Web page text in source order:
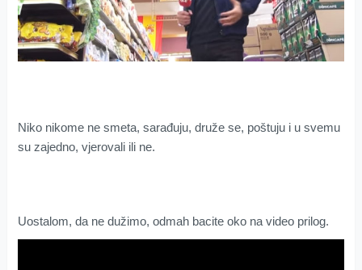
Niko nikome ne smeta, sarađuju, druže se, poštuju i u svemu
su zajedno, vjerovali ili ne.
Uostalom, da ne dužimo, odmah bacite oko na video prilog.